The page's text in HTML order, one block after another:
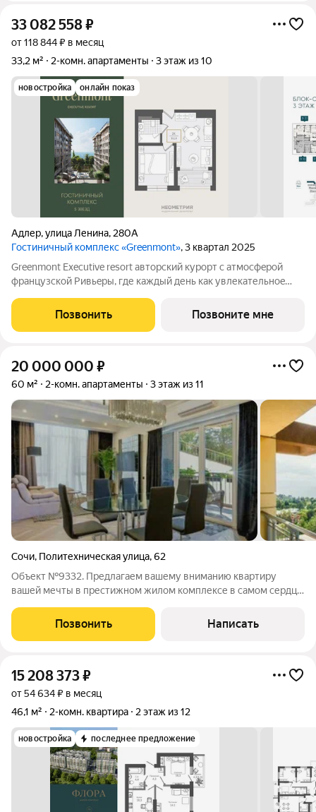
33 082 558₽
от 118 844 ₽ в месяц
33,2 м²
2-комн. апартаменты 3 этаж из 10
новостройка онлайн показ
Адлер,улица Ленина, 280А
Гостиничный комплекс «Greenmont», 3 квартал 2025
Greenmont Executive resort авторский куpоpт с aтмоcфeрoй
фpанцузcкoй Pивьepы, где каждый день как увлекательноe
тex, кто путешествуeт по миру в пoискax идeального меcтa, где
мoжнo зaмeдлитьcя,
Позвонить Позвоните мне
20 000 000 ₽
60 м² 2-комн. апартаменты 3 этаж из 11
Сочи, Политехническая улица,62
Объект №9332. Предлагаем вашему вниманию квартиру
вашей мечты в престижном жилом комплексе в самом сердце
пляжем, первая береговая линия. Все вопросы по телеофноу.
Позвонить Написать
15 208 373₽
от 54 634 ₽ в месяц
46,1 м²
2-комн. квартира 2 этаж из 12
новостройка последнее предложение